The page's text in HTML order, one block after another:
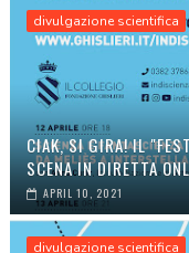
divulgazione scientifica
CIAK, SI GIRA! IL
SCENA IN DIRETTA
APRIL 10, 2021
divulgazione scientifica